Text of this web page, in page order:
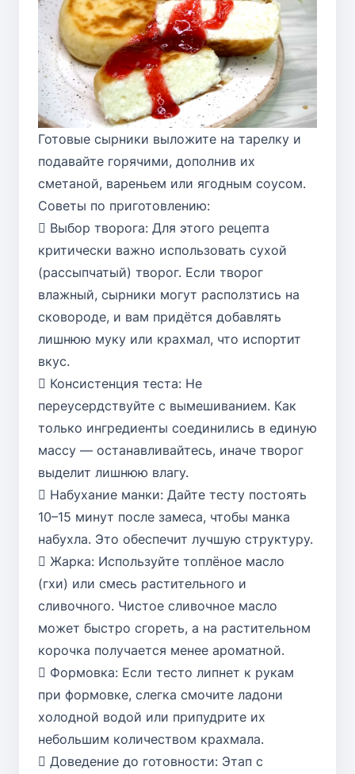
Готовые сырники выложите на тарелку и
подавайте горячими, дополнив их
сметаной, вареньем или ягодным соусом.
Советы по приготовлению:
 Выбор творога: Для этого рецепта
критически важно использовать сухой
(рассыпчатый) творог. Если творог
влажный, сырники могут расползтись на
сковороде, и вам придётся добавлять
лишнюю муку или крахмал, что испортит
вкус.
 Консистенция теста: Не
переусердствуйте с вымешиванием. Как
только ингредиенты соединились в единую
массу — останавливайтесь, иначе творог
выделит лишнюю влагу.
 Набухание манки: Дайте тесту постоять
10–15 минут после замеса, чтобы манка
набухла. Это обеспечит лучшую структуру.
 Жарка: Используйте топлёное масло
(гхи) или смесь растительного и
сливочного. Чистое сливочное масло
может быстро сгореть, а на растительном
корочка получается менее ароматной.
 Формовка: Если тесто липнет к рукам
при формовке, слегка смочите ладони
холодной водой или припудрите их
небольшим количеством крахмала.
 Доведение до готовности: Этап с